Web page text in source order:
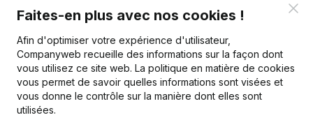
Faites-en plus avec nos cookies !
Afin d'optimiser votre expérience d'utilisateur,
Companyweb recueille des informations sur la façon dont
vous utilisez ce site web. La politique en matière de cookies
vous permet de savoir quelles informations sont visées et
vous donne le contrôle sur la manière dont elles sont
utilisées.
Français
Kantorenpark Everest
Produit
Informations d’entreprise
Monitoring
Recherche internationale